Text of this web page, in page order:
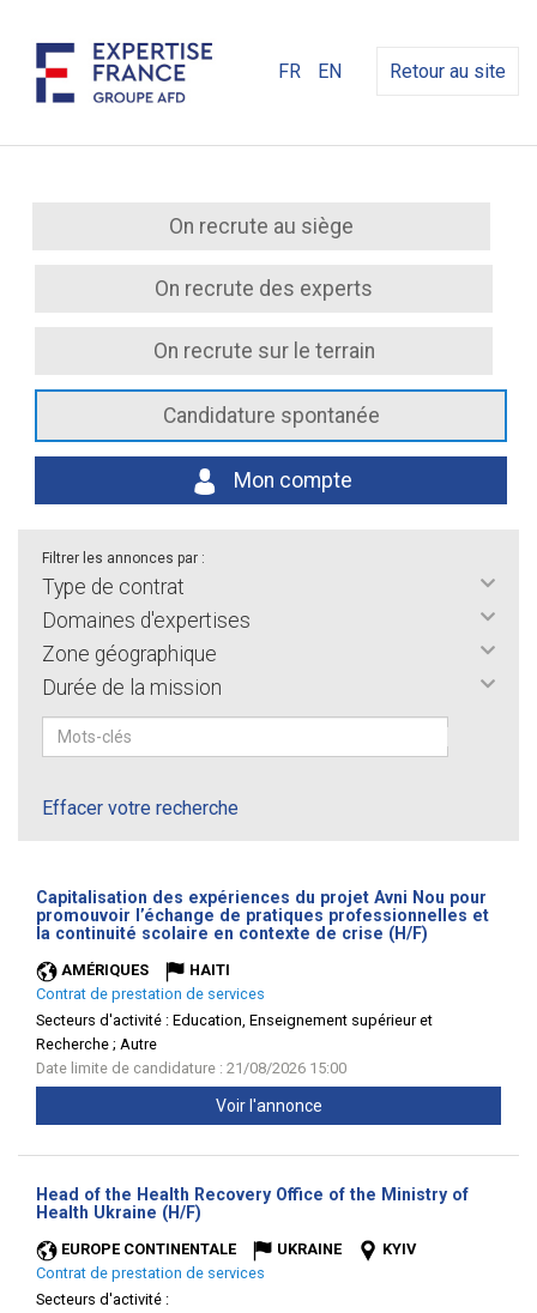
FR EN Retour au site
On recrute au siège
On recrute des experts
On recrute sur le terrain
Candidature spontanée
Mon compte
Filtrer les annonces par :
Type de contrat
Domaines d'expertises
Zone géographique
Durée de la mission
Effacer votre recherche
Capitalisation des expériences du projet Avni Nou pour
promouvoir l’échange de pratiques professionnelles et
la continuité scolaire en contexte de crise (H/F)
AMÉRIQUES
HAITI
Contrat de prestation de services
Secteurs d'activité : Education, Enseignement supérieur et
Recherche ; Autre
Date limite de candidature : 21/08/2026 15:00
Voir l'annonce
Head of the Health Recovery Office of the Ministry of
Health Ukraine (H/F)
EUROPE CONTINENTALE UKRAINE
KYIV
Contrat de prestation de services
Secteurs d'activité :